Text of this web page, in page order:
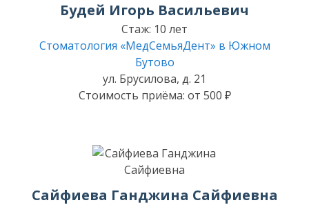
Будей Игорь Васильевич
Стаж: 10 лет
Стоматология «МедСемьяДент» в Южном
Бутово
ул. Брусилова, д. 21
Стоимость приёма: от 500 ₽
Сайфиева Ганджина Сайфиевна